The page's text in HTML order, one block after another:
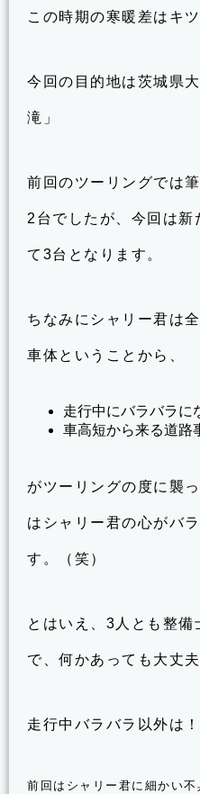
この時期の寒暖差はキ
今回の目的地は茨城県
滝」
前回のツーリングでは
2台でしたが、今回は新
て3台となります。
ちなみにシャリー君は
車体ということから、
走行中にバラバラに
車高短から来る道路
がツーリングの度に襲
はシャリー君の心がバ
す。（笑）
とはいえ、3人とも整
で、何かあっても大丈夫
走行中バラバラ以外は！
前回はシャリー君に細かい不